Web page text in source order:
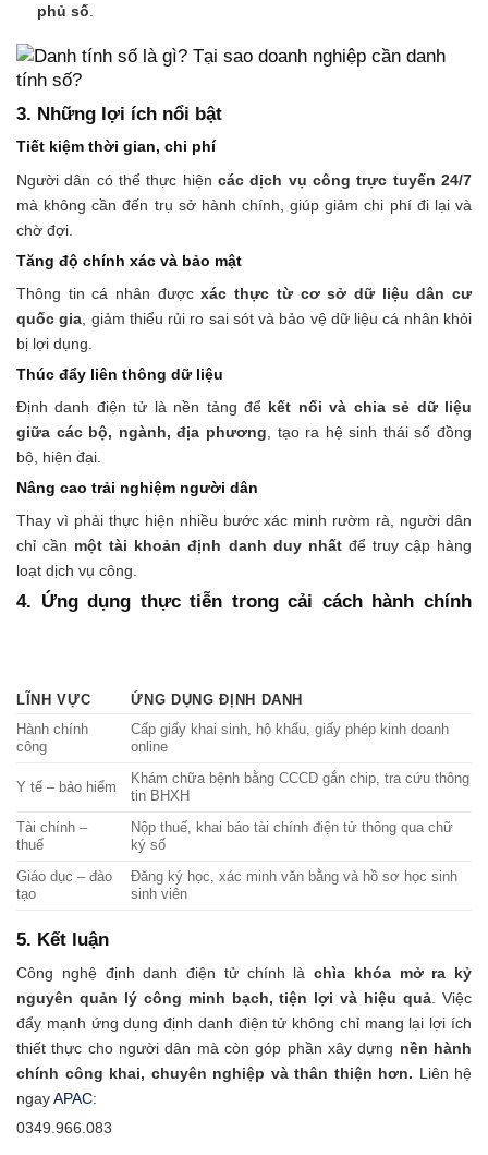
phủ số
3. Những lợi ích nổi bật
Tiết kiệm thời gian, chi phí
Người dân có thể thực hiện các dịch vụ công trực tuyến 24/7
mà không cần đến trụ sở hành chính, giúp giảm chi phí đi lại và
chờ đợi.
Tăng độ chính xác và bảo mật
Thông tin cá nhân đượcxác thực từ cơ sở dữ liệu dân cư
quốc gia , giảm thiểu rủi ro sai sót và bảo vệ dữ liệu cá nhân khỏi
bị lợi dụng.
Thúc đẩy liên thông dữ liệu
Định danh điện tử là nền tảng để kết nối và chia sẻ dữ liệu
giữa các bộ, ngành, địa phương , tạo ra hệ sinh thái số đồng
bộ, hiện đại.
Nâng cao trải nghiệm người dân
Thay vì phải thực hiện nhiều bước xác minh rườm rà, người dân
chỉ cần một tài khoản định danh duy nhấtđể truy cập hàng
loạt dịch vụ công.
4. Ứng dụng thực tiễn trong cải cách hành chính
LĨNH VỰC
ỨNG DỤNG ĐỊNH DANH
Hành chính
công
Cấp giấy khai sinh, hộ khẩu, giấy phép kinh doanh
online
Y tế – bảo hiểm
Khám chữa bệnh bằng CCCD gắn chip, tra cứu thông
tin BHXH
Tài chính –
thuế
Nộp thuế, khai báo tài chính điện tử thông qua chữ
ký số
Giáo dục – đào
tạo
Đăng ký học, xác minh văn bằng và hồ sơ học sinh
sinh viên
5. Kết luận
Công nghệ định danh điện tử chính là chìa khóa mở ra kỷ
nguyên quản lý công minh bạch, tiện lợi và hiệu quả . Việc
đẩy mạnh ứng dụng định danh điện tử không chỉ mang lại lợi ích
thiết thực cho người dân mà còn góp phần xây dựng nền hành
chính công khai, chuyên nghiệp và thân thiện hơn. Liên hệ
ngayAPAC:
0349.966.083